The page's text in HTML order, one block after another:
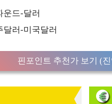
운드-달러
달러-미국달러
핀포인트 추천가 보기 (